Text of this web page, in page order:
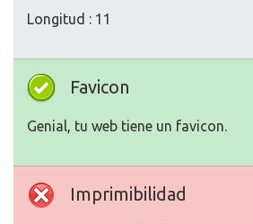
Longitud : 11
Favicon
Genial, tu web tiene un favicon.
Imprimibilidad